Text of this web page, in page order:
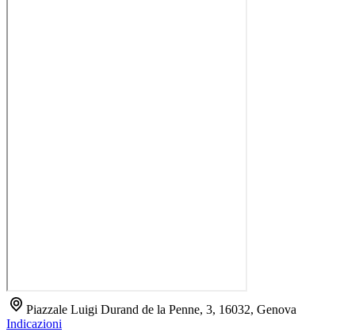
Piazzale Luigi Durand de la Penne, 3, 16032, Genova
Indicazioni